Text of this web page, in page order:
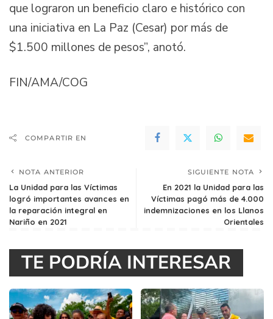
que lograron un beneficio claro e histórico con
una iniciativa en La Paz (Cesar) por más de
$1.500 millones de pesos”, anotó.
FIN/AMA/COG
COMPARTIR EN
NOTA ANTERIOR
La Unidad para las Víctimas
logró importantes avances en
la reparación integral en
Nariño en 2021
SIGUIENTE NOTA
En 2021 la Unidad para las
Víctimas pagó más de 4.000
indemnizaciones en los Llanos
Orientales
TE PODRÍA INTERESAR